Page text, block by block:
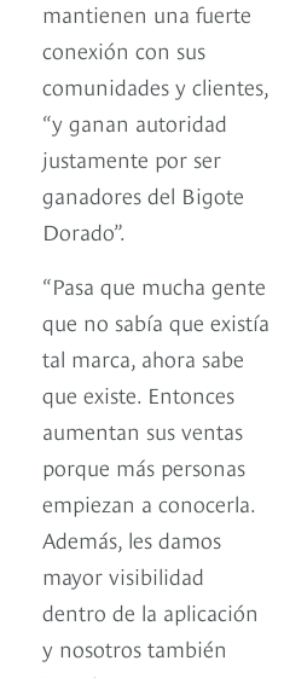
mantienen una fuerte
conexión con sus
comunidades y clientes,
“y ganan autoridad
justamente por ser
ganadores del Bigote
Dorado”.
“Pasa que mucha gente
que no sabía que existía
tal marca, ahora sabe
que existe. Entonces
aumentan sus ventas
porque más personas
empiezan a conocerla.
Además, les damos
mayor visibilidad
dentro de la aplicación
y nosotros también